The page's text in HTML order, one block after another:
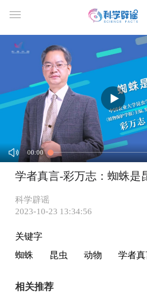
00:00
学者真言-彩万志：蜘蛛是
科学辟谣
2023-10-23 13:34:56
关键字
蜘蛛
昆虫 动物 学者
相关推荐